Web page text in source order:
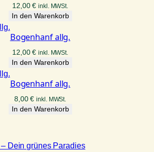
12,00€ inkl. MWSt.
In den Warenkorb
Bogenhanf allg.
12,00€ inkl. MWSt.
In den Warenkorb
Bogenhanf allg.
8,00€ inkl. MWSt.
In den Warenkorb